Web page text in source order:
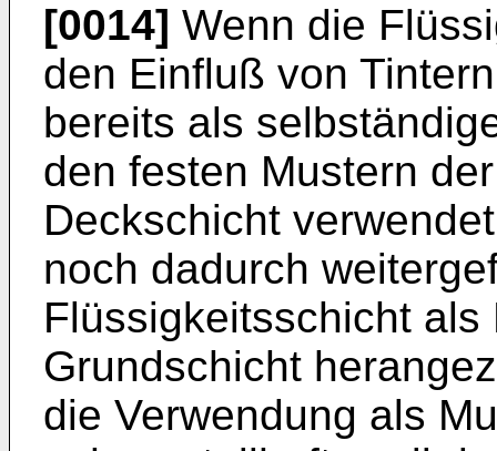
[0014] Wenn die
den Einfluß von
bereits als
den festen Mustern
Deckschicht
noch dadurch
Flüssigkeitsschicht
Grundschicht
die Verwendung als